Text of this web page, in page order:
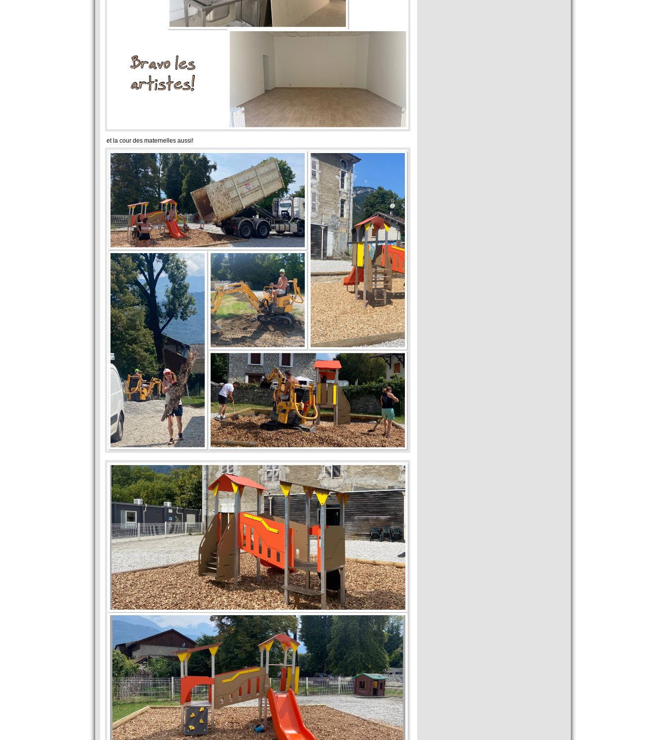
et la cour des maternelles aussi!